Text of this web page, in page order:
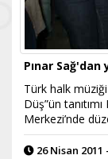
Pınar Sağ'dan
Türk halk müziği
Düş”ün
Merkezi’nde
26 Nisan 2011